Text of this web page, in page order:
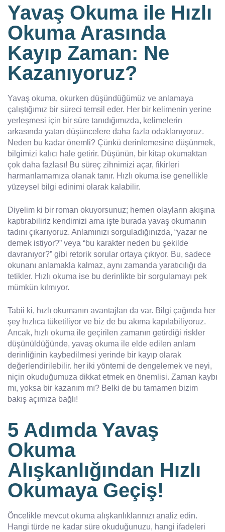
Yavaş Okuma ile Hızlı
Okuma Arasında
Kayıp Zaman: Ne
Kazanıyoruz?
Yavaş okuma, okurken düşündüğümüz ve anlamaya
çalıştığımız bir süreci temsil eder. Her bir kelimenin yerine
yerleşmesi için bir süre tanıdığımızda, kelimelerin
arkasında yatan düşüncelere daha fazla odaklanıyoruz.
Neden bu kadar önemli? Çünkü derinlemesine düşünmek,
bilgimizi kalıcı hale getirir. Düşünün, bir kitap okumaktan
çok daha fazlası! Bu süreç zihnimizi açar, fikirleri
harmanlamamıza olanak tanır. Hızlı okuma ise genellikle
yüzeysel bilgi edinimi olarak kalabilir.
Diyelim ki bir roman okuyorsunuz; hemen olayların akışına
kaptırabiliriz kendimizi ama işte burada yavaş okumanın
tadını çıkarıyoruz. Anlamınızı sorguladığınızda, “yazar ne
demek istiyor?” veya “bu karakter neden bu şekilde
davranıyor?” gibi retorik sorular ortaya çıkıyor. Bu, sadece
okunanı anlamakla kalmaz, aynı zamanda yaratıcılığı da
tetikler. Hızlı okuma ise bu derinlikte bir sorgulamayı pek
mümkün kılmıyor.
Tabii ki, hızlı okumanın avantajları da var. Bilgi çağında her
şey hızlıca tüketiliyor ve biz de bu akıma kapılabiliyoruz.
Ancak, hızlı okuma ile geçirilen zamanın getirdiği riskler
düşünüldüğünde, yavaş okuma ile elde edilen anlam
derinliğinin kaybedilmesi yerinde bir kayıp olarak
değerlendirilebilir. her iki yöntemi de dengelemek ve neyi,
niçin okuduğumuza dikkat etmek en önemlisi. Zaman kaybı
mı, yoksa bir kazanım mı? Belki de bu tamamen bizim
bakış açımıza bağlı!
5 Adımda Yavaş
Okuma
Alışkanlığından Hızlı
Okumaya Geçiş!
Öncelikle mevcut okuma alışkanlıklarınızı analiz edin.
Hangi türde ne kadar süre okuduğunuzu, hangi ifadeleri